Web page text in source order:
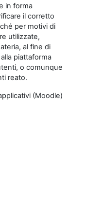
in forma
il corretto
per motivi di
utilizzate,
al fine di
piattaforma
o comunque
reato.
(Moodle)